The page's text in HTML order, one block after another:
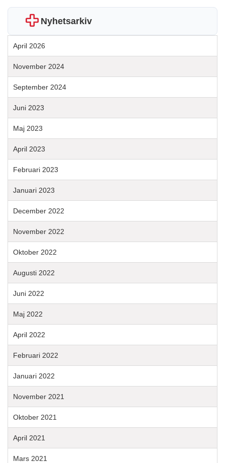
Nyhetsarkiv
April 2026
November 2024
September 2024
Juni 2023
Maj 2023
April 2023
Februari 2023
Januari 2023
December 2022
November 2022
Oktober 2022
Augusti 2022
Juni 2022
Maj 2022
April 2022
Februari 2022
Januari 2022
November 2021
Oktober 2021
April 2021
Mars 2021